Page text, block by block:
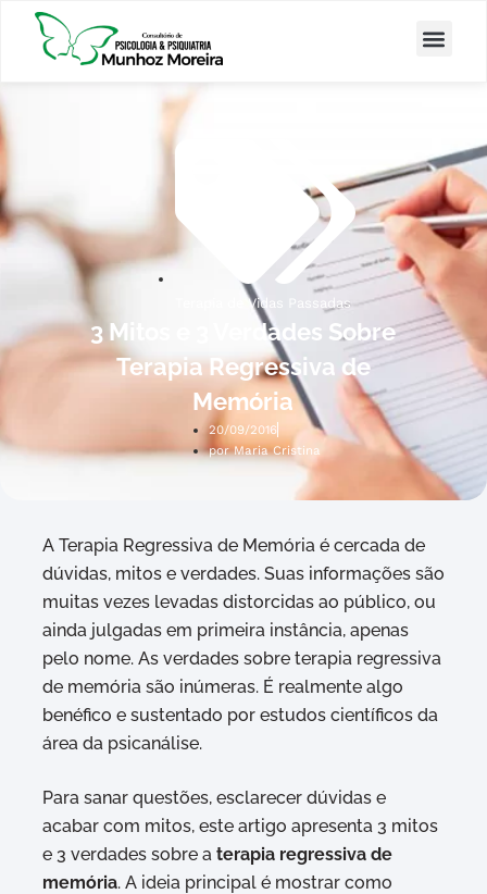
Terapia de Vidas Passadas
3 Mitos e 3 Verdades Sobre
Terapia Regressiva de
Memória
20/09/2016
porMaria Cristina
A Terapia Regressiva de Memória é cercada de
dúvidas, mitos e verdades. Suas informações são
muitas vezes levadas distorcidas ao público, ou
ainda julgadas em primeira instância, apenas
pelo nome. As verdades sobre terapia regressiva
de memória são inúmeras. É realmente algo
benéfico e sustentado por estudos científicos da
área da psicanálise.
Para sanar questões, esclarecer dúvidas e
acabar com mitos, este artigo apresenta 3 mitos
e 3 verdades sobre a terapia regressiva de
memória. A ideia principal é mostrar como